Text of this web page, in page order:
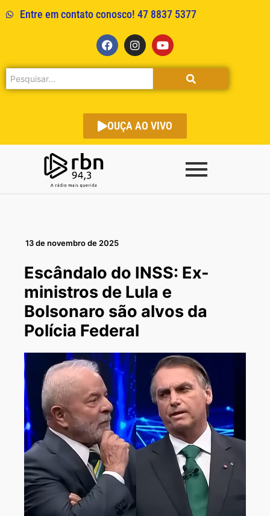
Entre em contato conosco! 47 8837 5377
OUÇA AO VIVO
13 de novembro de 2025
Escândalo do INSS: Ex-
ministros de Lula e
Bolsonaro são alvos da
Polícia Federal